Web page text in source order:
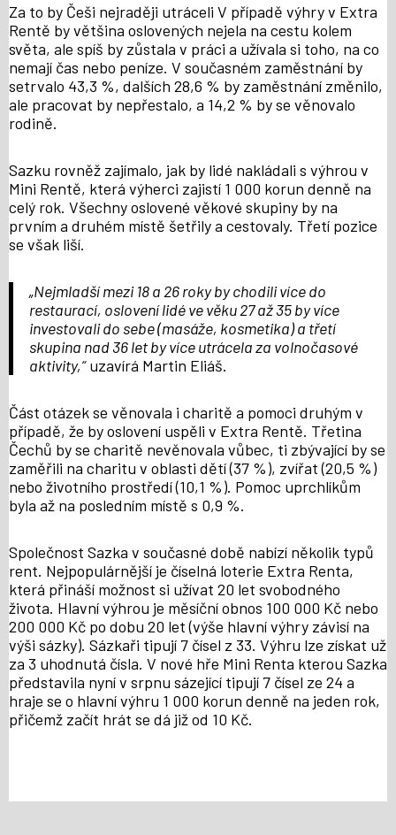
Za to by Češi nejraději utráceli V případě výhry v Extra
Rentě by většina oslovených nejela na cestu kolem
světa, ale spíš by zůstala v práci a užívala si toho, na co
nemají čas nebo peníze. V současném zaměstnání by
setrvalo 43,3 %, dalších 28,6 % by zaměstnání změnilo,
ale pracovat by nepřestalo, a 14,2 % by se věnovalo
rodině.
Sazku rovněž zajímalo, jak by lidé nakládali s výhrou v
Mini Rentě, která výherci zajistí 1 000 korun denně na
celý rok. Všechny oslovené věkové skupiny by na
prvním a druhém místě šetřily a cestovaly. Třetí pozice
se však liší.
„Nejmladší mezi 18 a 26 roky by chodili více do
restaurací, oslovení lidé ve věku 27 až 35 by více
investovali do sebe (masáže, kosmetika) a třetí
skupina nad 36 let by více utrácela za volnočasové
aktivity,“uzavírá Martin Eliáš.
Část otázek se věnovala i charitě a pomoci druhým v
případě, že by oslovení uspěli v Extra Rentě. Třetina
Čechů by se charitě nevěnovala vůbec, ti zbývající by se
zaměřili na charitu v oblasti dětí (37 %), zvířat (20,5 %)
nebo životního prostředí (10,1 %). Pomoc uprchlíkům
byla až na posledním místě s 0,9 %.
Společnost Sazka v současné době nabízí několik typů
rent. Nejpopulárnější je číselná loterie Extra Renta,
která přináší možnost si užívat 20 let svobodného
života. Hlavní výhrou je měsíční obnos 100 000 Kč nebo
200 000 Kč po dobu 20 let (výše hlavní výhry závisí na
výši sázky). Sázkaři tipují 7 čísel z 33. Výhru lze získat už
za 3 uhodnutá čísla. V nové hře Mini Renta kterou Sazka
představila nyní v srpnu sázející tipují 7 čísel ze 24 a
hraje se o hlavní výhru 1 000 korun denně na jeden rok,
přičemž začít hrát se dá již od 10 Kč.